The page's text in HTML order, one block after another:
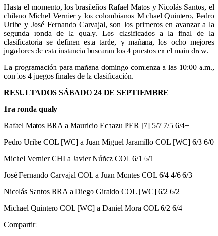
Hasta el momento, los brasileños Rafael Matos y Nicolás Santos, el
chileno Michel Vernier y los colombianos Michael Quintero, Pedro
Uribe y José Fernando Carvajal, son los primeros en avanzar a la
segunda ronda de la qualy. Los clasificados a la final de la
clasificatoria se definen esta tarde, y mañana, los ocho mejores
jugadores de esta instancia buscarán los 4 puestos en el main draw.
La programación para mañana domingo comienza a las 10:00 a.m.,
con los 4 juegos finales de la clasificación.
RESULTADOS SÁBADO 24 DE SEPTIEMBRE
1ra ronda qualy
Rafael Matos BRA a Mauricio Echazu PER [7] 5/7 7/5 6/4+
Pedro Uribe COL [WC] a Juan Miguel Jaramillo COL [WC] 6/3 6/0
Michel Vernier CHI a Javier Núñez COL 6/1 6/1
José Fernando Carvajal COL a Juan Montes COL 6/4 4/6 6/3
Nicolás Santos BRA a Diego Giraldo COL [WC] 6/2 6/2
Michael Quintero COL [WC] a Daniel Mora COL 6/2 6/4
Compartir: